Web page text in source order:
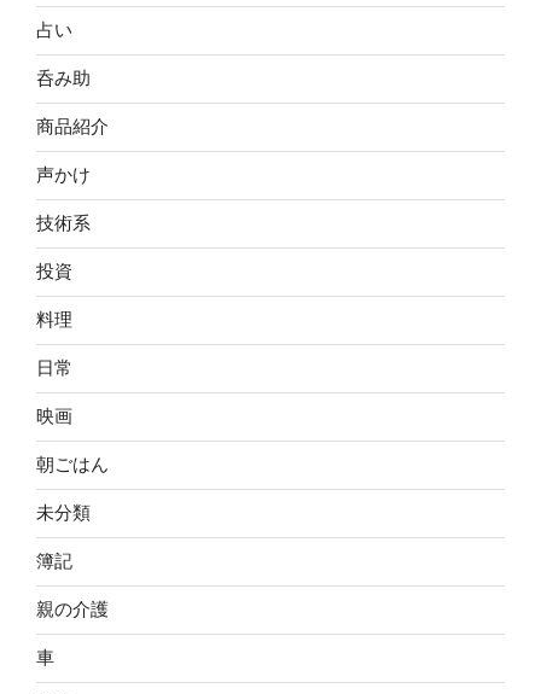
占い
呑み助
商品紹介
声かけ
技術系
投資
料理
日常
映画
朝ごはん
未分類
簿記
親の介護
車